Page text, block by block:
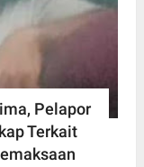
Pelapor
Terkait